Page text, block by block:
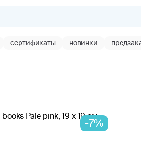
сертификаты новинки
-7%